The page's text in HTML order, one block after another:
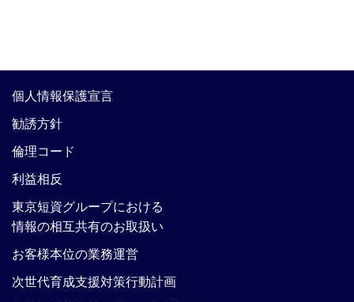
個人情報保護宣言
勧誘方針
倫理コード
利益相反
東京短資グループにおける
情報の相互共有のお取扱い
お客様本位の業務運営
次世代育成支援対策行動計画